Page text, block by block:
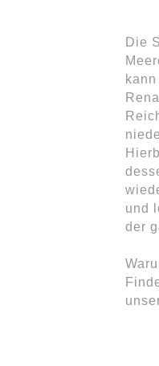
Die
und
der